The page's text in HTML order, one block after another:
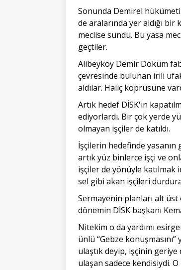
Sonunda Demirel
de aralarında yer aldığı bir
meclise sundu. Bu yasa
geçtiler.
Alibeyköy Demir Döküm
çevresinde bulunan irili
aldılar. Haliç köprüsüne
Artık hedef DİSK'in
ediyorlardı. Bir çok yerde
olmayan işçiler de katıldı.
İşçilerin hedefinde yasanın
artık yüz binlerce işçi ve
işçiler de yönüyle katılmak
sel gibi akan işçileri
Sermayenin planları alt
dönemin DİSK başkanı
Nitekim o da yardımı
ünlü “Gebze konuşmasını”
ulaştık deyip, işçinin geriye
ulaşan sadece kendisiydi.